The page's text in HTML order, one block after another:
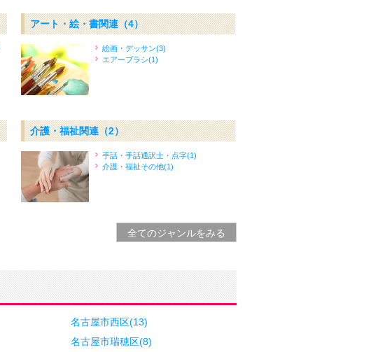
アート・絵・書関連（4）
絵画・デッサン(3)
エアーブラシ(1)
介護・福祉関連（2）
手話・手話通訳士・点字(1)
介護・福祉その他(1)
全てのジャンルをみる
名古屋市西区(13)
名古屋市瑞穂区(8)